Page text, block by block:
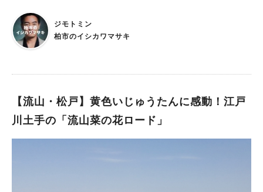
ジモトミン
柏市のイシカワマサキ
【流山・松戸】黄色いじゅうたんに感動！江戸
川土手の「流山菜の花ロード」